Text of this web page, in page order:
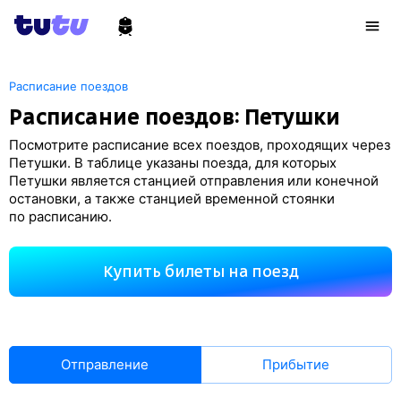
Расписание поездов
Расписание поездов: Петушки
Посмотрите расписание всех поездов, проходящих через
Петушки. В таблице указаны поезда, для которых
Петушки является станцией отправления или конечной
остановки, а также станцией временной стоянки
по расписанию.
Купить билеты на поезд
Отправление Прибытие